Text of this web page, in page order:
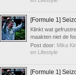
[Formule 1]
Klinkt wat
maakten niet de
Post door: Mika
en Lifestyle
[Formule 1]